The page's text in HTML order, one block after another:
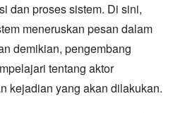
dan proses sistem. Di sini,
meneruskan pesan dalam
demikian, pengembang
tentang aktor
kejadian yang akan dilakukan.